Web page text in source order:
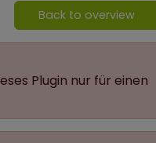
Back to overview
Plugin nur für einen